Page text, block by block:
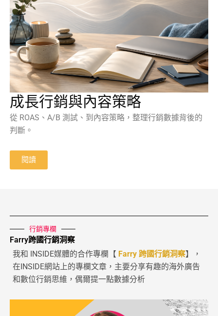
成長行銷與內容策略
從 ROAS、A/B 測試、到內容策略，整理行銷數據背後的
判斷。
閱讀
行銷專欄
Farry跨國行銷洞察
我和 INSIDE媒體的合作專欄【 Farry 跨國行銷洞察】，
在INSIDE網站上的專欄文章，主要分享有趣的海外廣告
和數位行銷思維，偶爾提一點數據分析